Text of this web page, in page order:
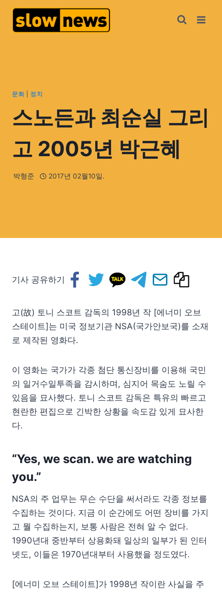
문화| 정치
스노든과 최순실 그리
고 2005년 박근혜
박형준 2017년 02월10일.
기사 공유하기
고(故) 토니 스코트 감독의 1998년 작 [에너미 오브
스테이트]는 미국 정보기관 NSA(국가안보국)를 소재
로 제작된 영화다.
이 영화는 국가가 각종 첨단 통신장비를 이용해 국민
의 일거수일투족을 감시하며, 심지어 목숨도 노릴 수
있음을 묘사했다. 토니 스코트 감독은 특유의 빠르고
현란한 편집으로 긴박한 상황을 속도감 있게 묘사한
다.
“Yes, we scan. we are watching
you.”
NSA의 주 업무는 무슨 수단을 써서라도 각종 정보를
수집하는 것이다. 지금 이 순간에도 어떤 장비를 가지
고 뭘 수집하는지, 보통 사람은 전혀 알 수 없다.
1990년대 중반부터 상용화돼 일상의 일부가 된 인터
넷도, 이들은 1970년대부터 사용했을 정도였다.
[에너미 오브 스테이트]가 1998년 작이란 사실을 주